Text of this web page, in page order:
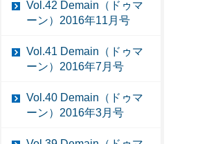
Vol.42 Demain（ドゥマ
ーン）2016年11月号
Vol.41 Demain（ドゥマ
ーン）2016年7月号
Vol.40 Demain（ドゥマ
ーン）2016年3月号